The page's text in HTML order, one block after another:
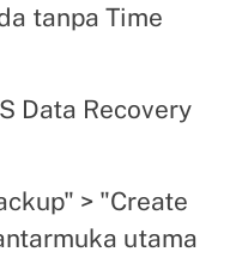
tanpa Time
Data Recovery
> "Create
utama